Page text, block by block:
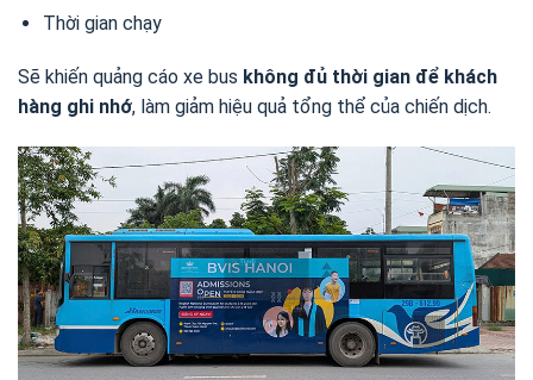
Thời gian chạy
Sẽ khiến quảng cáo xe bus không đủ thời gian để khách
hàng ghi nhớ, làm giảm hiệu quả tổng thể của chiến dịch.